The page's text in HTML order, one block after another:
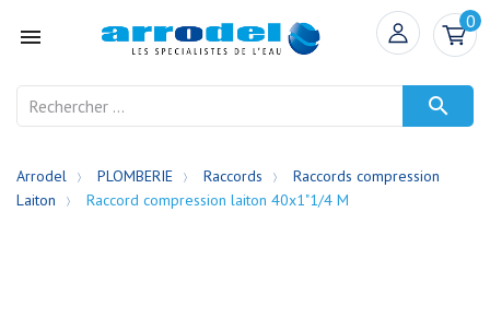

0

Arrodel PLOMBERIE Raccords
Raccords compression
Laiton
Raccord compression laiton 40x1"1/4 M